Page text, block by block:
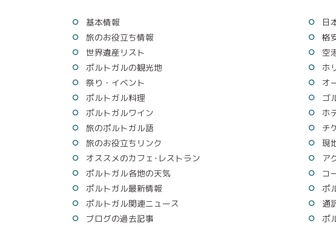
基本情報
旅のお役立ち情報
世界遺産リスト
ポルトガルの観光地
祭り・イベント
ポルトガル料理
ポルトガルワイン
旅のポルトガル語
旅のお役立ちリンク
オススメのカフェ･レストラン
ポルトガル各地の天気
ポルトガル最新情報
ポルトガル関連ニュース
ブログの過去記事
日
格
空
ホ
オ
ゴ
ホ
チ
現
ア
コ
ポ
通
ポ